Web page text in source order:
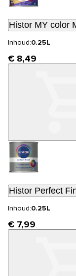
Histor MY color
Inhoud:0.25L
€ 8,49
Histor Perfect
Inhoud:0.25L
€ 7,99